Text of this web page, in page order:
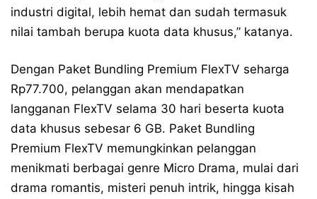
industri digital, lebih hemat dan sudah termasuk
nilai tambah berupa kuota data khusus,” katanya.
Dengan Paket Bundling Premium FlexTV seharga
Rp77.700, pelanggan akan mendapatkan
langganan FlexTV selama 30 hari beserta kuota
data khusus sebesar 6 GB. Paket Bundling
Premium FlexTV memungkinkan pelanggan
menikmati berbagai genre Micro Drama, mulai dari
drama romantis, misteri penuh intrik, hingga kisah